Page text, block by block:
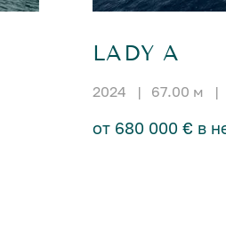
LADY A
2024 | 67.00 м |
от 680 000 € в